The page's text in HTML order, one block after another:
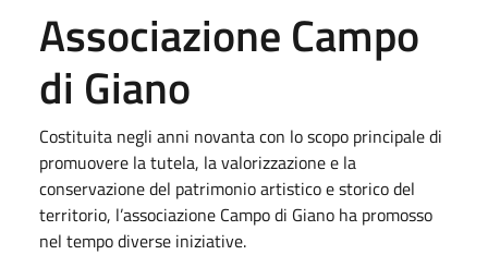
Associazione Campo
di Giano
Costituita negli anni novanta con lo scopo principale di
promuovere la tutela, la valorizzazione e la
conservazione del patrimonio artistico e storico del
territorio, l’associazione Campo di Giano ha promosso
nel tempo diverse iniziative.